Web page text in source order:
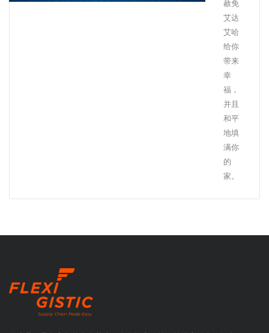
赦免
艾达
艾哈
给你
带来
幸
福，
并且
和平
地填
满你
的
家。